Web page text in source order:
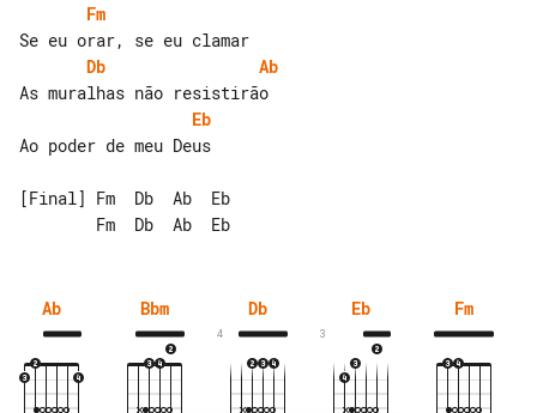
Fm
Db
Ab
Eb
Ao poder de meu Deus
[Final] Fm  Db  Ab  Eb
Ab Bbm Db
4
Eb
3
Fm